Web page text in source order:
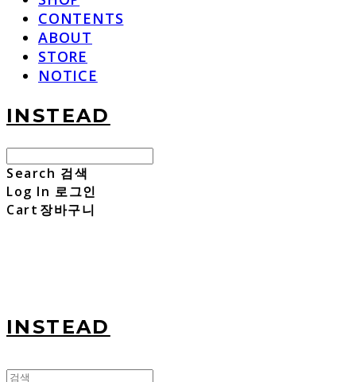
CONTENTS
ABOUT
STORE
NOTICE
INSTEAD
Search 검색
Log In 로그인
Cart 장바구니
INSTEAD